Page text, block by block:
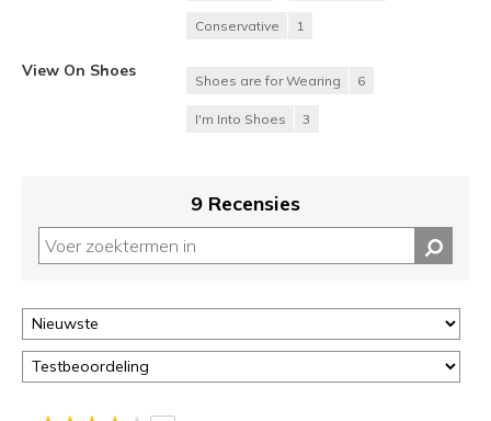
Conservative 1
View On Shoes
Shoes are for Wearing 6
I'm Into Shoes 3
9 Recensies